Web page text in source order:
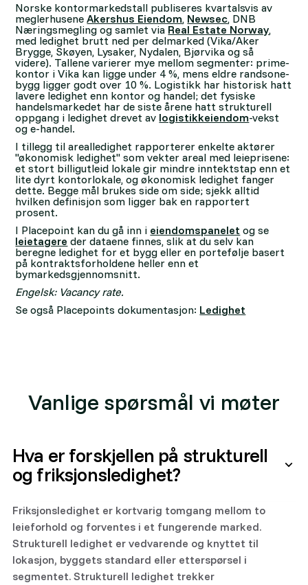
Norske kontormarkedstall publiseres kvartalsvis av
meglerhuseneAkershus Eiendom, Newsec, DNB
Næringsmegling og samlet via Real Estate Norway,
med ledighet brutt ned per delmarked (Vika/Aker
Brygge, Skøyen, Lysaker, Nydalen, Bjørvika og så
videre). Tallene varierer mye mellom segmenter: prime-
kontor i Vika kan ligge under 4 %, mens eldre randsone-
bygg ligger godt over 10 %. Logistikk har historisk hatt
lavere ledighet enn kontor og handel; det fysiske
handelsmarkedet har de siste årene hatt strukturell
oppgang i ledighet drevet av logistikkeiendom-vekst
og e-handel.
I tillegg til arealledighet rapporterer enkelte aktører
"økonomisk ledighet" som vekter areal med leieprisene:
et stort billigutleid lokale gir mindre inntektstap enn et
lite dyrt kontorlokale, og økonomisk ledighet fanger
dette. Begge mål brukes side om side; sjekk alltid
hvilken definisjon som ligger bak en rapportert
prosent.
I Placepoint kan du gå inn i eiendomspanelet og se
leietagere der dataene finnes, slik at du selv kan
beregne ledighet for et bygg eller en portefølje basert
på kontraktsforholdene heller enn et
bymarkedsgjennomsnitt.
Engelsk: Vacancy rate.
Se også Placepoints dokumentasjon: Ledighet
Vanlige spørsmål vi møter
Hva er forskjellen på strukturell
og friksjonsledighet?
Friksjonsledighet er kortvarig tomgang mellom to
leieforhold og forventes i et fungerende marked.
Strukturell ledighet er vedvarende og knyttet til
lokasjon, byggets standard eller etterspørsel i
segmentet. Strukturell ledighet trekker